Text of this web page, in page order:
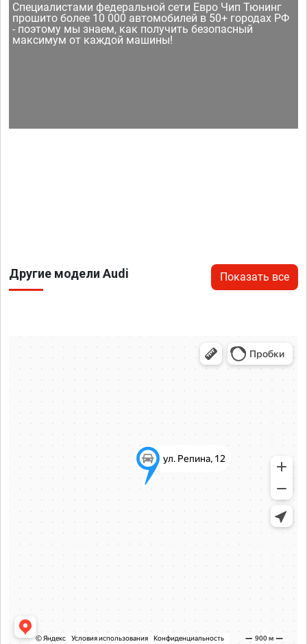
Специалистами федеральной сети Евро Чип Тюнинг
прошито более 10 000 автомобилей в 50+ городах РФ
- поэтому мы знаем, как получить безопасный
максимум от каждой машины!
Другие модели Audi Показать все